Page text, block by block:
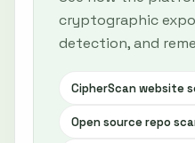
cryptographic
detection, and
CipherScan website
Open source repo